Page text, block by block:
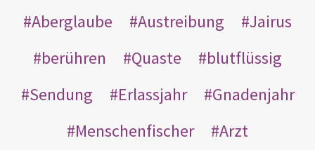
Aberglaube
Austreibung
Jairus
berühren
Quaste
blutflüssig
Sendung
Erlassjahr
Gnadenjahr
Menschenfischer
Arzt